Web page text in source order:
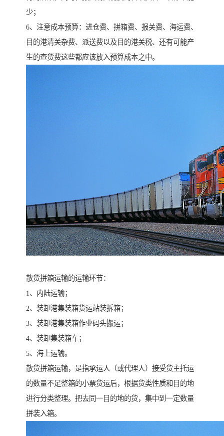
少；
6、注意成本预算：进仓费、拼箱费、报关费、海运费、
目的港清关杂费、派送费以及目的港关税、还有可能产
生的查货费这些都应该放入预算成本之中。
散货拼箱运输的运输环节：
1、内陆运输；
2、装卸港集装箱货运站装拆箱；
3、装卸港集装箱作业码头搬运；
4、装卸集装箱车；
5、海上运输。
散货拼箱运输，是指承运人（或代理人）接受货主托运
的数量不足整箱的小票货运后，根据货类性质和目的地
进行分类整理。把去同一目的地的货，集中到一定数量
拼装入箱。